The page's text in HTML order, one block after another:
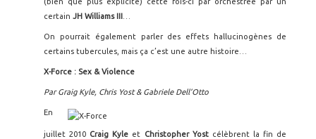
certain JH Williams III
On pourrait également parler des effets hallucinogènes de
certains tubercules, mais ça c’est une autre histoire…
X-Force : Sex & Violence
Par Graig Kyle, Chris Yost & Gabriele Dell’Otto
En
juillet 2010 Craig Kyle et Christopher Yostcélèbrent la fin de